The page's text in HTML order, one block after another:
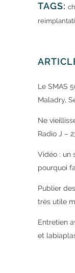
TAGS:
Le SMAS
Maladry,
Ne
Radio J –
Vidéo : un
pourquoi
Publier
très utile
Entretien
et